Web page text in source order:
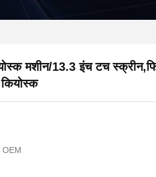
मशीन/13.3 इंच टच
OEM